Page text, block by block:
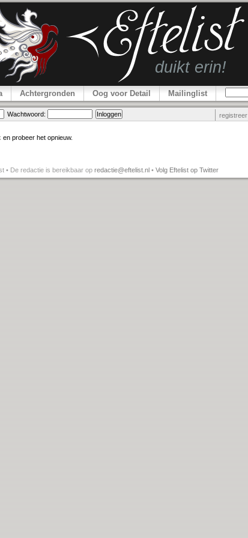
Achtergronden Oog voor Detail Mailinglist
Wachtwoord: registreer
en probeer het opnieuw.
• De redactie is bereikbaar op redactie@eftelist.nl • Volg Eftelist op Twitter